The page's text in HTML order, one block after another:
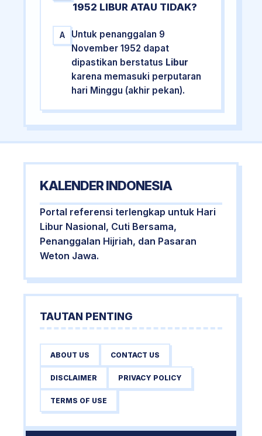
1952 LIBUR ATAU TIDAK?
A
Untuk penanggalan 9
November 1952 dapat
dipastikan berstatus Libur
karena memasuki perputaran
hari Minggu (akhir pekan).
KALENDER INDONESIA
Portal referensi terlengkap untuk Hari
Libur Nasional, Cuti Bersama,
Penanggalan Hijriah, dan Pasaran
Weton Jawa.
TAUTAN PENTING
ABOUT US CONTACT US
DISCLAIMER PRIVACY POLICY
TERMS OF USE